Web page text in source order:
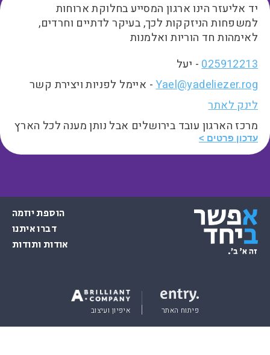
יד אליעזר הינו ארגון המסייע בחלוקת ארוחות
למשפחות הניזקקות לכך, בעיקר לדתיים וחרדים,
לאימהות חד הוריות ואלמנות
025912213- יעל
Yael@yadeliezer.rog- איימל לפניות ויצירת קשר
לינק לאתר
מרכז הארגון עובד בירושלים אבל נותן מענה לכל הארץ
עדכון פרטים
הוספת יוזמה
דברו איתנו
אודות ותודות
פיתוח האתר איפיון ועיצוב